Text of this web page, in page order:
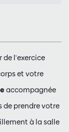
l'exercice
et votre
accompagnée
de prendre votre
à la salle